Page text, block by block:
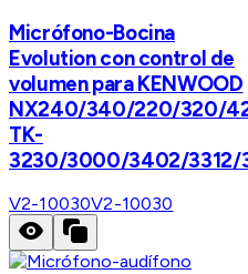
Micrófono-Bocina
Evolution con control de
volumen para KENWOOD
NX240/340/220/320/
TK-
3230/3000/3402/3312/
V2-10030V2-10030